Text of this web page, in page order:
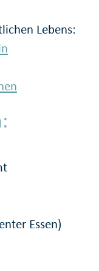
Lebens:
Essen)